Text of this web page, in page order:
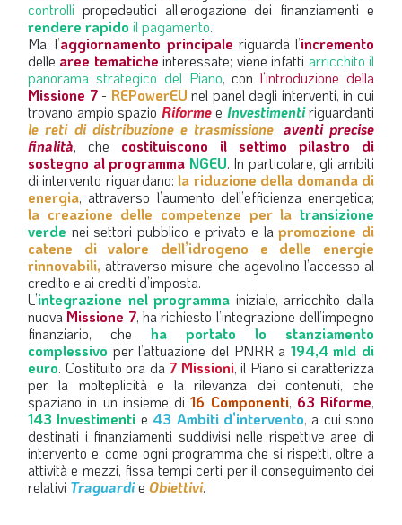
controlli propedeutici all’erogazione dei finanziamenti e
rendere rapido il pagamento.
Ma, l’aggiornamento principale riguarda l’incremento
delle aree tematiche interessate; viene infatti arricchito il
panorama strategico del Piano, conl’introduzione della
Missione 7- REPowerEUnel panel degli interventi, in cui
trovano ampio spazio Riformee Investimentiriguardanti
le reti di distribuzione e trasmissione, aventi precise
finalità, che costituiscono il settimo pilastro di
sostegno al programma NGEU. In particolare, gli ambiti
di intervento riguardano:la riduzione della domanda di
energia, attraverso l’aumento dell’efficienza energetica;
la creazione delle competenze per la transizione
verde nei settori pubblico e privato e lapromozione di
catene di valore dell’idrogeno e delle energie
rinnovabili, attraverso misure che agevolino l’accesso al
credito e ai crediti d’imposta.
L’integrazione nel programma iniziale, arricchito dalla
nuova Missione 7, ha richiesto l’integrazione dell’impegno
finanziario, che ha portato lo stanziamento
complessivo per l’attuazione del PNRR a 194,4 mld di
euro. Costituito ora da 7 Missioni, il Piano si caratterizza
per la molteplicità e la rilevanza dei contenuti, che
spaziano in un insieme di16 Componenti, 63 Riforme,
143 Investimenti e 43 Ambiti d’intervento, a cui sono
destinati i finanziamenti suddivisi nelle rispettive aree di
intervento e, come ogni programma che si rispetti, oltre a
attività e mezzi, fissa tempi certi per il conseguimento dei
relativi Traguardie Obiettivi.